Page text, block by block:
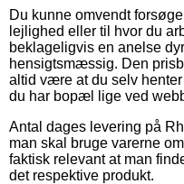
Du kunne omvendt
lejlighed eller til hvor du
beklageligvis en anelse
hensigtsmæssig. Den
altid være at du selv
du har bopæl lige ved
Antal dages levering på
man skal bruge varerne
faktisk relevant at man
det respektive produkt.